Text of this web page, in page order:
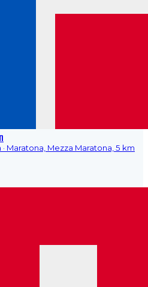
· Maratona, Mezza Maratona, 5 km